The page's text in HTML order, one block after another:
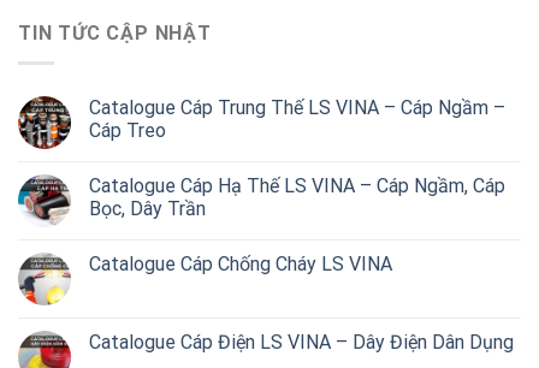
TIN TỨC CẬP NHẬT
Catalogue Cáp Trung Thế LS VINA – Cáp Ngầm –
Cáp Treo
Catalogue Cáp Hạ Thế LS VINA – Cáp Ngầm, Cáp
Bọc, Dây Trần
Catalogue Cáp Chống Cháy LS VINA
Catalogue Cáp Điện LS VINA – Dây Điện Dân Dụng